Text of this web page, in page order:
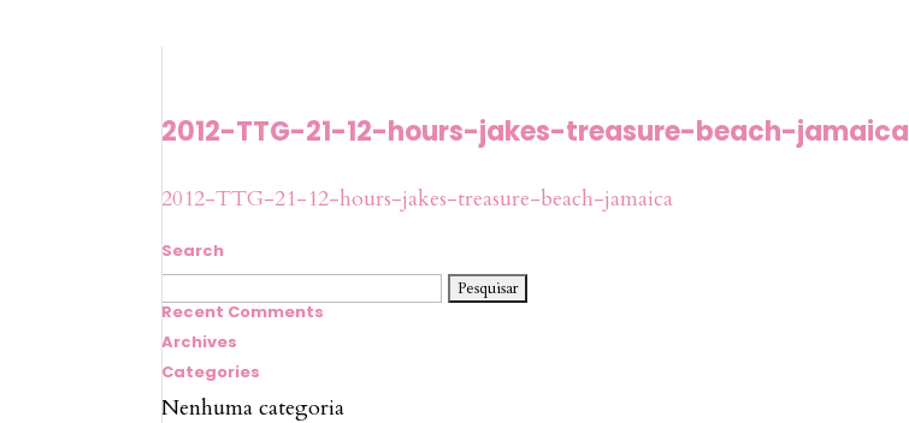
2012-TTG-21-12-hours-jakes-treasure-beach-jamaica
2012-TTG-21-12-hours-jakes-treasure-beach-jamaica
Search
Pesquisar
por:
Recent Comments
Archives
Categories
Nenhuma categoria